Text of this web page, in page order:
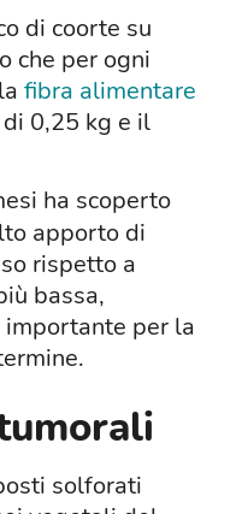
di coorte su
che per ogni
fibra alimentare
0,25 kg e il
ha scoperto
apporto di
rispetto a
bassa,
per la
solforati